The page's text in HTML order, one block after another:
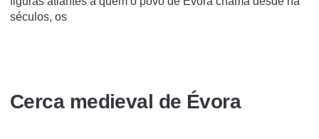
séculos, os
Cerca medieval de Évora